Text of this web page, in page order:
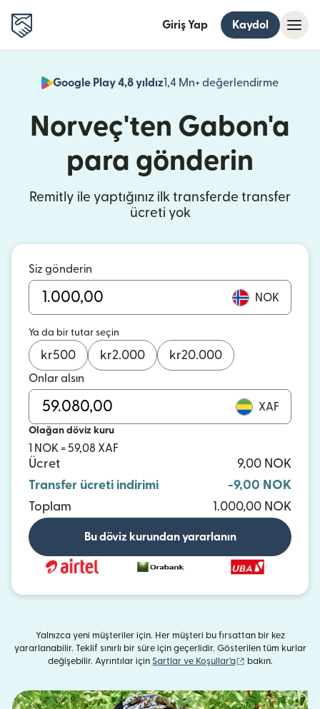
Giriş Yap Kaydol
Google Play 4,8 yıldız1,4 Mn+ değerlendirme
Norveç'ten Gabon'a
para gönderin
Remitly ile yaptığınız ilk transferde transfer
ücreti yok
Siz gönderin
NOK
Ya da bir tutar seçin
kr500 kr2.000 kr20.000
Onlar alsın
XAF
Olağan döviz kuru
1 NOK = 59,08 XAF
Ücret
9,00 NOK
Transfer ücreti indirimi
-9,00 NOK
Toplam
1.000,00 NOK
Bu döviz kurundan yararlanın
Yalnızca yeni müşteriler için. Her müşteri bu fırsattan bir kez
yararlanabilir. Teklif sınırlı bir süre için geçerlidir. Gösterilen tüm kurlar
değişebilir. Ayrıntılar için Şartlar ve Koşullar'a (yeni pencerede
bakın.